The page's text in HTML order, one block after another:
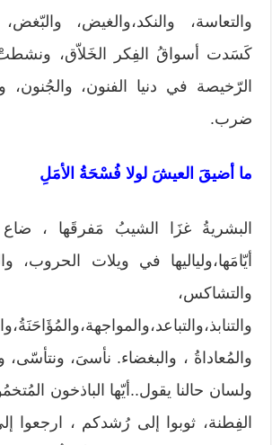
والتعاسة، والنكد،والغيض،
كَسَدت أسواقُ الفِكر الخَلاّق، ونشطتْ
الرّخيصة في دنيا الفنون،
ضرب.
ما أضيقَ العيشَ لولا فُسْحَةُ الأمَلِ
البشريةُ غزَا الشيبُ مَفرقَها ،
أيّامَها،ولياليها في ويلات الحروب،
والتشاكس،
والمُعاداةُ ، والبغضاء. نأسىَ، ونتأسّى،
ولسان حالنا يقول..أيّها الباذخون
الفِطنة، ثوبوا إلى رُشدكم ، ارجعوا